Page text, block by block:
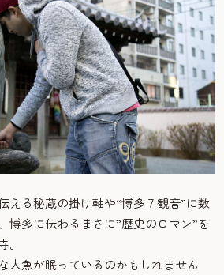
える秘蔵の掛け軸や“博多７観音”に数
博多に伝わるまさに”歴史のロマン”を
人魚が眠っているのかもしれません